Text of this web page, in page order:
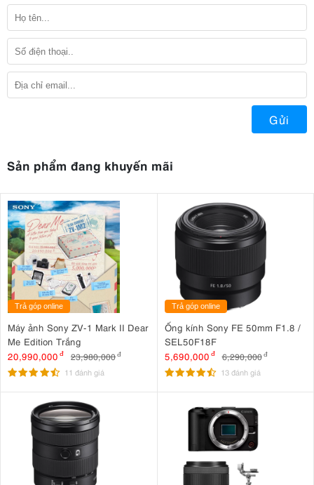
Gửi
Sản phẩm đang khuyến mãi
Trả góp online
Máy ảnh Sony ZV-1 Mark II Dear
Me Edition Trắng
20,990,000 đ 23,980,000đ
11 đánh giá
Trả góp online
Ống kính Sony FE 50mm F1.8 /
SEL50F18F
5,690,000 đ 6,290,000 đ
13 đánh giá